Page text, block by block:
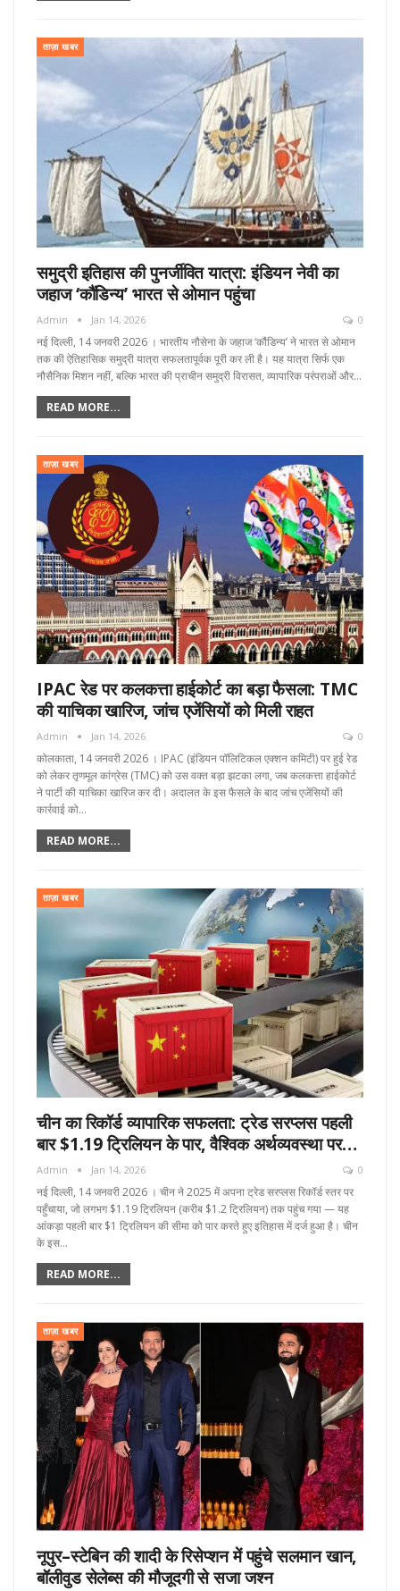
ताज़ा खबर
समुद्री इतिहास की पुनर्जीवित यात्रा: इंडियन नेवी का
जहाज ‘कौंडिन्य’ भारत से ओमान पहुंचा
Admin Jan 14, 2026 0
नई दिल्ली, 14 जनवरी 2026 । भारतीय नौसेना के जहाज ‘कौंडिन्य’ ने भारत से ओमान
तक की ऐतिहासिक समुद्री यात्रा सफलतापूर्वक पूरी कर ली है। यह यात्रा सिर्फ एक
नौसैनिक मिशन नहीं, बल्कि भारत की प्राचीन समुद्री विरासत, व्यापारिक परंपराओं और…
READ MORE...
ताज़ा खबर
IPAC रेड पर कलकत्ता हाईकोर्ट का बड़ा फैसला: TMC
की याचिका खारिज, जांच एजेंसियों को मिली राहत
Admin Jan 14, 2026 0
कोलकाता, 14 जनवरी 2026 । IPAC (इंडियन पॉलिटिकल एक्शन कमिटी) पर हुई रेड
को लेकर तृणमूल कांग्रेस (TMC) को उस वक्त बड़ा झटका लगा, जब कलकत्ता हाईकोर्ट
ने पार्टी की याचिका खारिज कर दी। अदालत के इस फैसले के बाद जांच एजेंसियों की
कार्रवाई को…
READ MORE...
ताज़ा खबर
चीन का रिकॉर्ड व्यापारिक सफलता: ट्रेड सरप्लस पहली
बार $1.19 ट्रिलियन के पार, वैश्विक अर्थव्यवस्था पर…
Admin Jan 14, 2026 0
नई दिल्ली, 14 जनवरी 2026 । चीन ने 2025 में अपना ट्रेड सरप्लस रिकॉर्ड स्तर पर
पहुँचाया, जो लगभग $1.19 ट्रिलियन (करीब $1.2 ट्रिलियन) तक पहुंच गया — यह
आंकड़ा पहली बार $1 ट्रिलियन की सीमा को पार करते हुए इतिहास में दर्ज हुआ है। चीन
के इस…
READ MORE...
ताज़ा खबर
नूपुर–स्टेबिन की शादी के रिसेप्शन में पहुंचे सलमान खान,
बॉलीवुड सेलेब्स की मौजूदगी से सजा जश्न